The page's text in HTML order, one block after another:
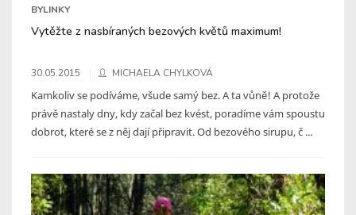
BYLINKY
Vytěžte z nasbíraných bezových květů maximum!
30.05.2015 MICHAELA CHYLKOVÁ
Kamkoliv se podíváme, všude samý bez. A ta vůně! A protože
právě nastaly dny, kdy začal bez kvést, poradíme vám spoustu
dobrot, které se z něj dají připravit. Od bezového sirupu, č ...